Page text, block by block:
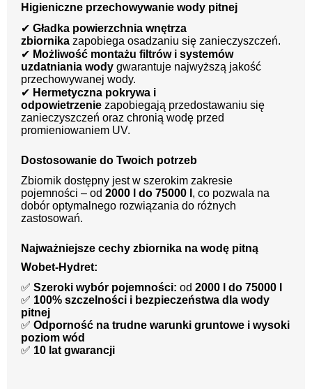
Higieniczne przechowywanie wody pitnej
✔ Gładka powierzchnia wnętrza
zbiornika zapobiega osadzaniu się zanieczyszczeń.
✔ Możliwość montażu filtrów i systemów
uzdatniania wody gwarantuje najwyższą jakość
przechowywanej wody.
✔ Hermetyczna pokrywa i
odpowietrzenie zapobiegają przedostawaniu się
zanieczyszczeń oraz chronią wodę przed
promieniowaniem UV.
Dostosowanie do Twoich potrzeb
Zbiornik dostępny jest w szerokim zakresie
pojemności – od 2000 l do 75000 l , co pozwala na
dobór optymalnego rozwiązania do różnych
zastosowań.
Najważniejsze cechy zbiornika na wodę pitną
Wobet-Hydret:
✅ Szeroki wybór pojemności: od 2000 l do 75000 l
✅ 100% szczelności i bezpieczeństwa dla wody
pitnej
✅ Odporność na trudne warunki gruntowe i wysoki
poziom wód
✅ 10 lat gwarancji